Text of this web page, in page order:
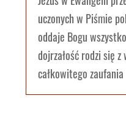
uczonych w Piśmie
oddaje Bogu
dojrzałość rodzi się
całkowitego zaufania